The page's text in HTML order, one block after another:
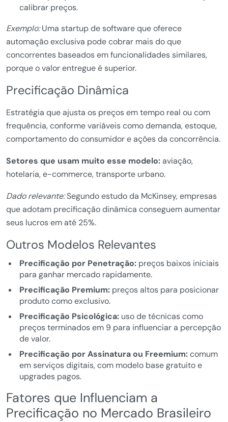
calibrar preços.
Exemplo:Uma startup de software que oferece
automação exclusiva pode cobrar mais do que
concorrentes baseados em funcionalidades similares,
porque o valor entregue é superior.
Precificação Dinâmica
Estratégia que ajusta os preços em tempo real ou com
frequência, conforme variáveis como demanda, estoque,
comportamento do consumidor e ações da concorrência.
Setores que usam muito esse modelo:aviação,
hotelaria, e-commerce, transporte urbano.
Dado relevante:Segundo estudo da McKinsey, empresas
que adotam precificação dinâmica conseguem aumentar
seus lucros em até 25%.
Outros Modelos Relevantes
Precificação por Penetração:preços baixos iniciais
para ganhar mercado rapidamente.
Precificação Premium:preços altos para posicionar
produto como exclusivo.
Precificação Psicológica:uso de técnicas como
preços terminados em 9 para influenciar a percepção
de valor.
Precificação por Assinatura ou Freemium:comum
em serviços digitais, com modelo base gratuito e
upgrades pagos.
Fatores que Influenciam a
Precificação no Mercado Brasileiro